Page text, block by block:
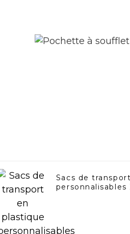
Sacs de
personnalisables